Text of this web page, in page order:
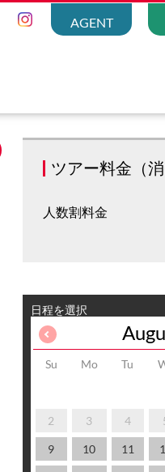
AGENT
ツアー料金（消
人数割料金
日程を選択
Su Mo Tu
2 3 4
9 10 11